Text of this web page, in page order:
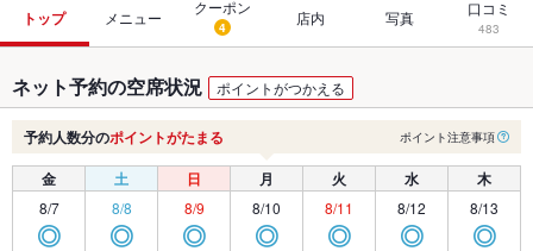
トップ メニュー
クーポン
4 店内 写真 口コミ
483
ネット予約の空席状況 ポイントがつかえる
予約人数分のポイントがたまる ポイント注意事項
金 土 日 月 火 水 木
8/7
◎
8/8
◎
8/9
◎
8/10
◎
8/11
◎
8/12
◎
8/13
◎